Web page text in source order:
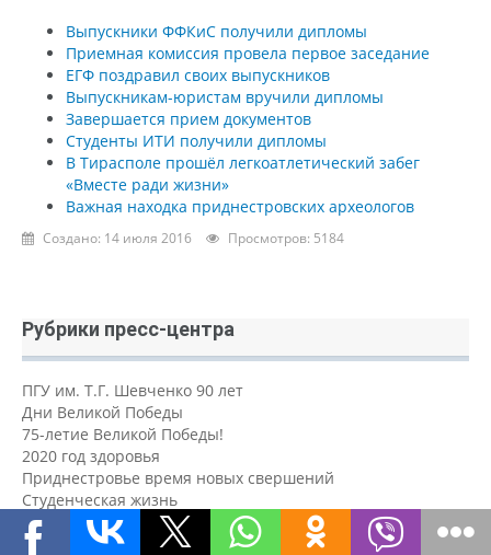
Выпускники ФФКиС получили дипломы
Приемная комиссия провела первое заседание
ЕГФ поздравил своих выпускников
Выпускникам-юристам вручили дипломы
Завершается прием документов
Студенты ИТИ получили дипломы
В Тирасполе прошёл легкоатлетический забег
«Вместе ради жизни»
Важная находка приднестровских археологов
Создано: 14 июля 2016 Просмотров: 5184
Рубрики пресс-центра
ПГУ им. Т.Г. Шевченко 90 лет
Дни Великой Победы
75-летие Великой Победы!
2020 год здоровья
Приднестровье время новых свершений
Студенческая жизнь
Аграрно-технологический факультет
Бендерский политехнический институт